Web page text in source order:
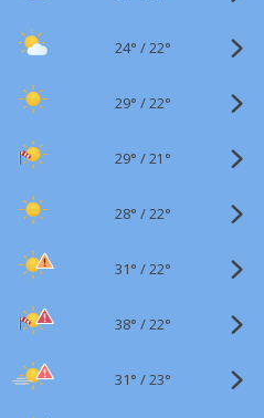
24° /22°
29° /22°
29° /21°
28° /22°
31° /22°
38° /22°
31° /23°